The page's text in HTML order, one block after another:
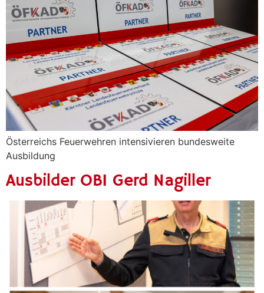
Österreichs Feuerwehren intensivieren bundesweite
Ausbildung
Ausbilder OBI Gerd Nagiller